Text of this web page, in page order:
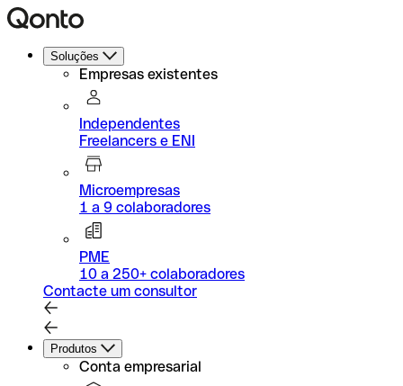
Soluções
Empresas existentes
Independentes
Freelancers e ENI
Microempresas
1 a 9 colaboradores
PME
10 a 250+ colaboradores
Contacte um consultor
Produtos
Conta empresarial